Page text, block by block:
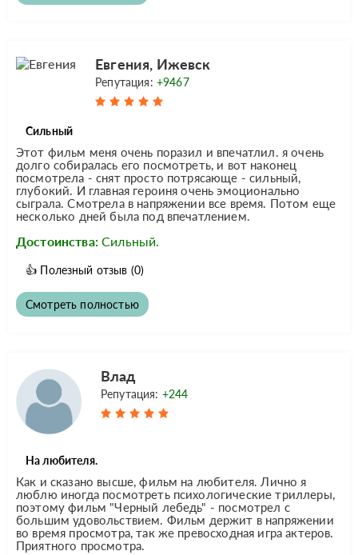
Евгения, Ижевск
Репутация: +9467
Сильный
Этот фильм меня очень поразил и впечатлил. я очень
долго собиралась его посмотреть, и вот наконец
посмотрела - снят просто потрясающе - сильный,
глубокий. И главная героиня очень эмоционально
сыграла. Смотрела в напряжении все время. Потом еще
несколько дней была под впечатлением.
Достоинства: Сильный.
👍 Полезный отзыв (0)
Смотреть полностью
Влад
Репутация: +244
На любителя.
Как и сказано высше, фильм на любителя. Лично я
люблю иногда посмотреть психологические триллеры,
поэтому фильм "Черный лебедь" - посмотрел с
большим удовольствием. Фильм держит в напряжении
во время просмотра, так же превосходная игра актеров.
Приятного просмотра.